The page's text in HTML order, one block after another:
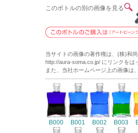
このボトルの別の画像を見る
当サイトの画像の著作権は、(株)和
http://aura-soma.co.jp/ にリンクを
また、当社ホームページ上の画像は
B000 B001 B002 B003